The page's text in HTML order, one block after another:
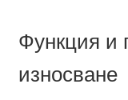
Функция и
износване